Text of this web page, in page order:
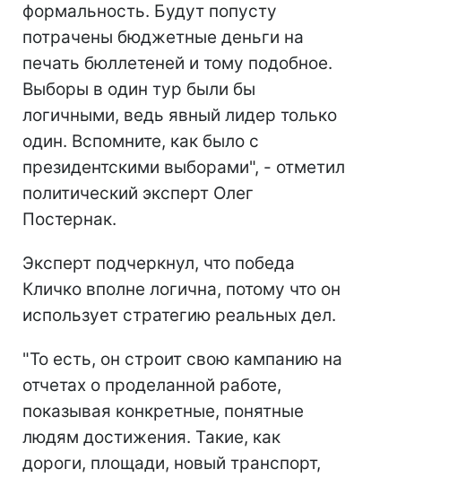
формальность. Будут попусту
потрачены бюджетные деньги на
печать бюллетеней и тому подобное.
Выборы в один тур были бы
логичными, ведь явный лидер только
один. Вспомните, как было с
президентскими выборами", - отметил
политический эксперт Олег
Постернак.
Эксперт подчеркнул, что победа
Кличко вполне логична, потому что он
использует стратегию реальных дел.
"То есть, он строит свою кампанию на
отчетах о проделанной работе,
показывая конкретные, понятные
людям достижения. Такие, как
дороги, площади, новый транспорт,